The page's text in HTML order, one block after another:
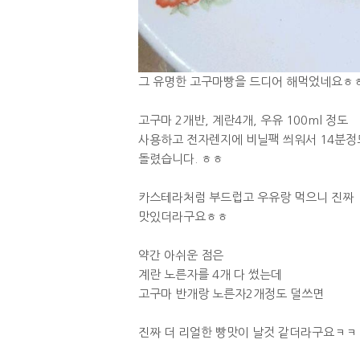
그 유명한 고구마빵을 드디어 해먹었네요ㅎ
고구마 2개반, 계란4개, 우유 100ml 정도
사용하고 전자렌지에 비닐팩 씌워서 14분정
돌렸습니다. ㅎㅎ
카스테라처럼 부드럽고 우유랑 먹으니 진짜
맛있더라구요ㅎㅎ
약간 아쉬운 점은
계란 노른자를 4개 다 썼는데
고구마 반개랑 노른자2개정도 덜쓰면
진짜 더 리얼한 빵맛이 날것 같더라구요ㅋㅋ